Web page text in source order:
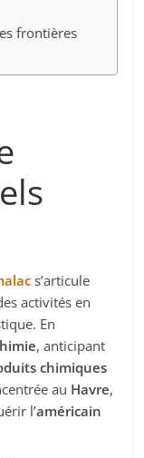
frontières
s’articule
activités en
En
, anticipant
chimiques
au Havre,
l’américain